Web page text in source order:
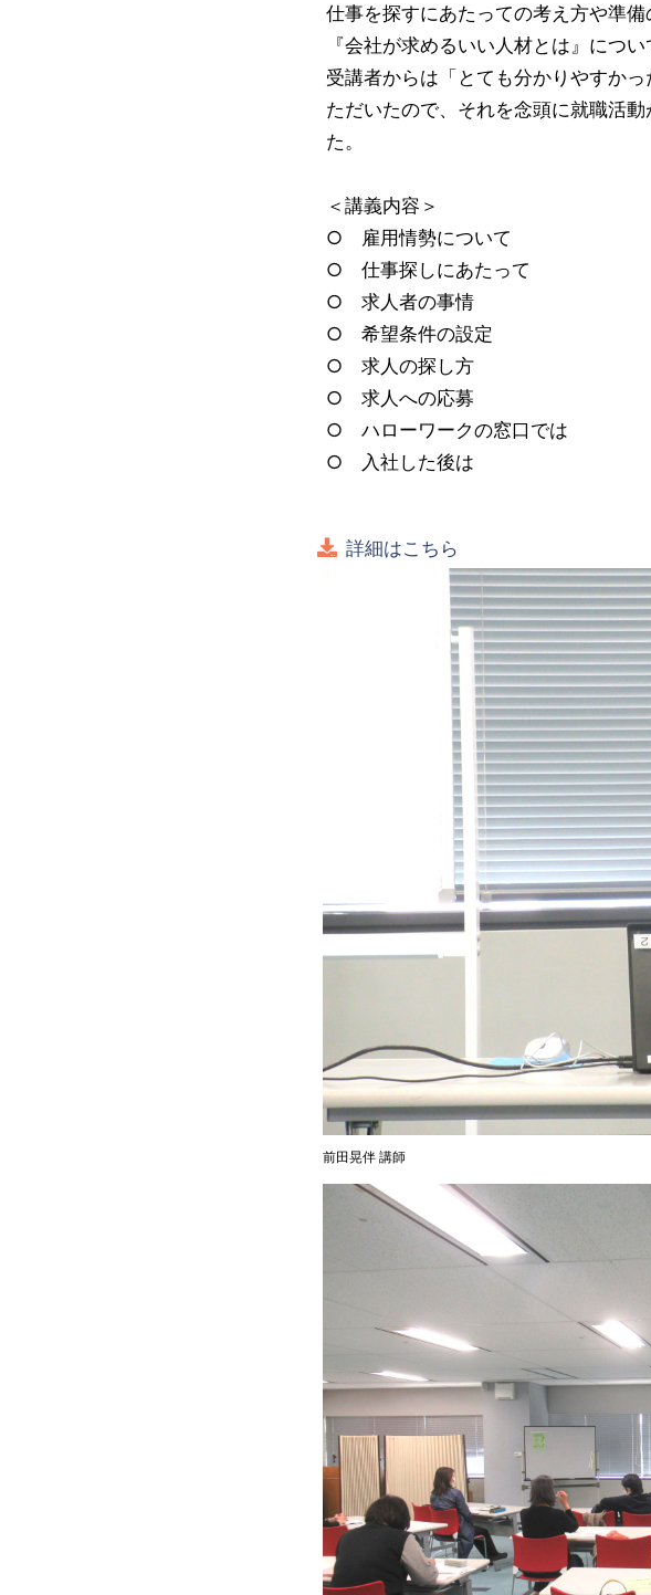
仕事を探すにあたっての考え方や準
『会社が求めるいい人材とは』につ
受講者からは「とても分かりやすか
ただいたので、それを念頭に就職活
た。
＜講義内容＞
○ 雇用情勢について
○ 仕事探しにあたって
○ 求人者の事情
○ 希望条件の設定
○ 求人の探し方
○ 求人への応募
○ ハローワークの窓口では
○ 入社した後は
詳細はこちら
前田晃伴 講師